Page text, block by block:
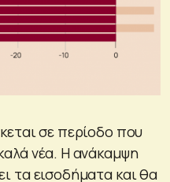
σε περίοδο που
νέα. Η ανάκαμψη
τα εισοδήματα και θα